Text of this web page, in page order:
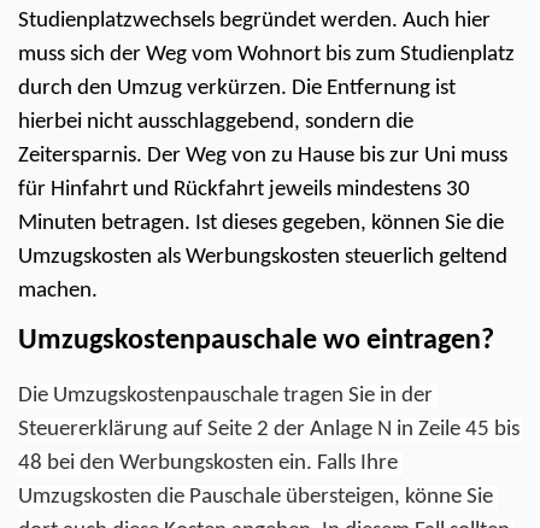
Studienplatzwechsels begründet werden. Auch hier
muss sich der Weg vom Wohnort bis zum Studienplatz
durch den Umzug verkürzen. Die Entfernung ist
hierbei nicht ausschlaggebend, sondern die
Zeitersparnis. Der Weg von zu Hause bis zur Uni muss
für Hinfahrt und Rückfahrt jeweils mindestens 30
Minuten betragen. Ist dieses gegeben, können Sie die
Umzugskosten als Werbungskosten steuerlich geltend
machen.
Umzugskostenpauschale wo eintragen?
Die Umzugskostenpauschale tragen Sie in der
Steuererklärung auf Seite 2 der Anlage N in Zeile 45 bis
48 bei den Werbungskosten ein. Falls Ihre
Umzugskosten die Pauschale übersteigen, könne Sie